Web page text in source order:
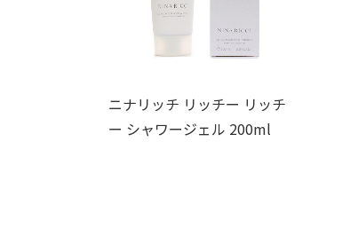
ニナリッチ リッチー リッチ
ー シャワージェル 200ml